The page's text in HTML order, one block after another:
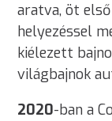
aratva, öt
helyezéssel
kiélezett
világbajnok
2020-ban a